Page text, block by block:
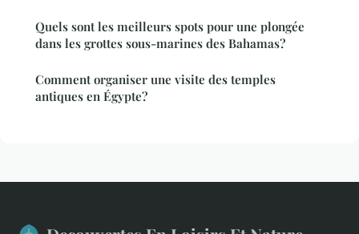
Quels sont les meilleurs spots pour une plongée
dans les grottes sous-marines des Bahamas?
Comment organiser une visite des temples
antiques en Égypte?